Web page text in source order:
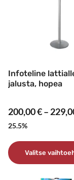
Infoteline
jalusta, hopea
200,00€–
25.5%
Valitse